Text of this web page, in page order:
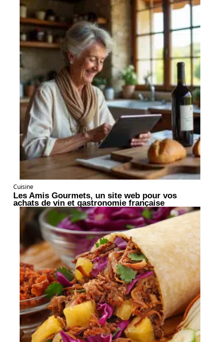
Cuisine
Les Amis Gourmets, un site web pour vos
achats de vin et gastronomie française